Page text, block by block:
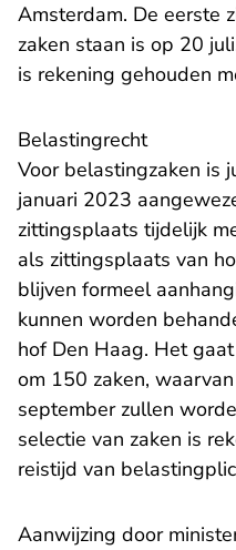
Amsterdam. De eerste
zaken staan is op 20
is rekening gehouden
Belastingrecht
Voor belastingzaken is
januari 2023
zittingsplaats tijdelijk
als zittingsplaats van
blijven formeel
kunnen worden
hof Den Haag. Het
om 150 zaken,
september zullen
selectie van zaken is
reistijd van
Aanwijzing door